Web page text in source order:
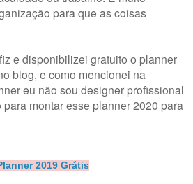
para que as coisas
e disponibilizei gratuito o planner
blog, e como mencionei na
eu não sou designer profissional
montar esse planner 2020 para
2019 Grátis